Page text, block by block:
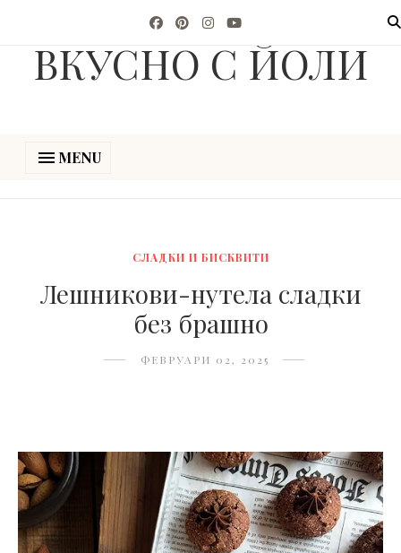
ВКУСНО С ЙОЛИ
MENU
СЛАДКИ И БИСКВИТИ
Лешникови-нутела сладки
без брашно
ФЕВРУАРИ 02, 2025